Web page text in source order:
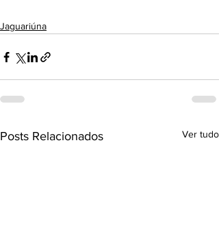
Jaguariúna
Posts Relacionados Ver tudo